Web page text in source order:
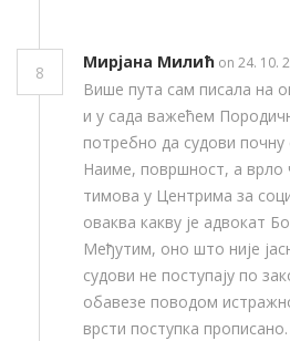
8
Мирјана Милић on 24. 10.
Више пута сам писала на
и у сада важећем
потребно да судови
Наиме, површност, а врло
тимова у Центрима за
оваква какву је адвокат
Међутим, оно што није
судови не поступају по
обавезе поводом
врсти поступка